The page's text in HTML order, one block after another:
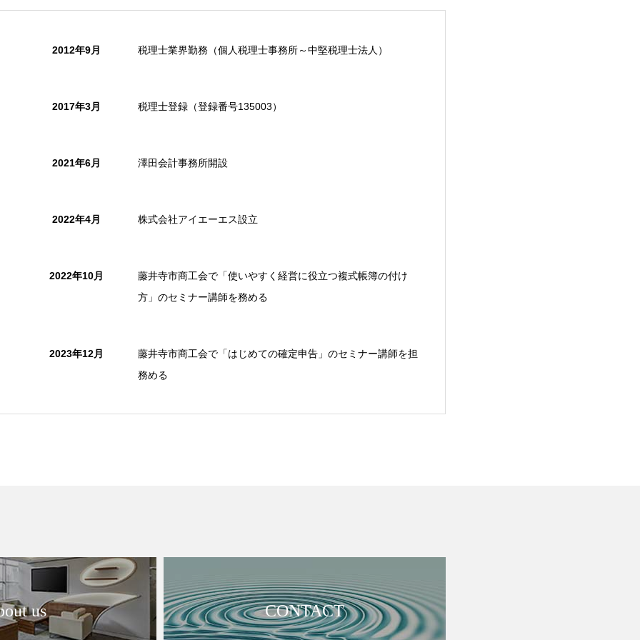
2012年9月 税理士業界勤務（個人税理士事務所～中堅税理士法人）
2017年3月 税理士登録（登録番号135003）
2021年6月 澤田会計事務所開設
2022年4月 株式会社アイエーエス設立
2022年10月
藤井寺市商工会で「使いやすく経営に役立つ複式帳簿の付け
方」のセミナー講師を務める
2023年12月
藤井寺市商工会で「はじめての確定申告」のセミナー講師を担
務める
us CONTACT